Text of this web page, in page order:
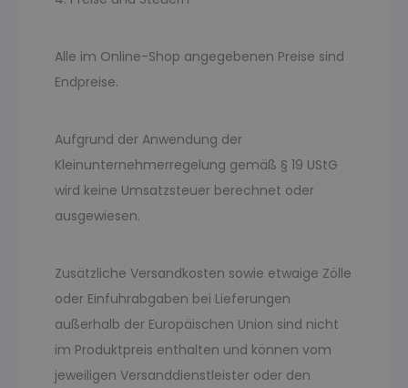
Alle im Online-Shop angegebenen Preise sind
Endpreise.
Aufgrund der Anwendung der
Kleinunternehmerregelung gemäß § 19 UStG
wird keine Umsatzsteuer berechnet oder
ausgewiesen.
Zusätzliche Versandkosten sowie etwaige Zölle
oder Einfuhrabgaben bei Lieferungen
außerhalb der Europäischen Union sind nicht
im Produktpreis enthalten und können vom
jeweiligen Versanddienstleister oder den